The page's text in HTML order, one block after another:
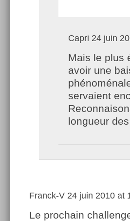
Capri 24 juin
Mais le plus
avoir une
servaient
longueur
Franck-V 24 juin 2010 at
Le prochain